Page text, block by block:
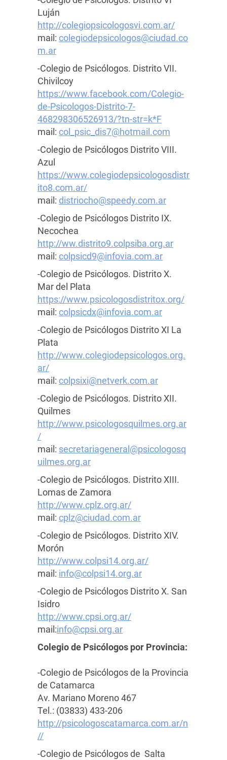
Luján
http://colegiopsicologosvi.com.ar/
mail: colegiodepsicologos@ciudad.co
m.ar
-Colegio de Psicólogos. Distrito VII.
Chivilcoy
https://www.facebook.com/Colegio-
de-Psicologos-Distrito-7-
468298306526913/?tn-str=k*F
mail: col_psic_dis7@hotmail.com
-Colegio de Psicólogos Distrito VIII.
Azul
https://www.colegiodepsicologosdistr
ito8.com.ar/
mail: distriocho@speedy.com.ar
-Colegio de Psicólogos Distrito IX.
Necochea
http://ww.distrito9.colpsiba.org.ar
mail: colpsicd9@infovia.com.ar
-Colegio de Psicólogos. Distrito X.
Mar del Plata
https://www.psicologosdistritox.org/
mail: colpsicdx@infovia.com.ar
-Colegio de Psicólogos Distrito XI La
Plata
http://www.colegiodepsicologos.org.
ar/
mail: colpsixi@netverk.com.ar
-Colegio de Psicólogos. Distrito XII.
Quilmes
http://www.psicologosquilmes.org.ar
/
mail: secretariageneral@psicologosq
uilmes.org.ar
-Colegio de Psicólogos. Distrito XIII.
Lomas de Zamora
http://www.cplz.org.ar/
mail: cplz@ciudad.com.ar
-Colegio de Psicólogos. Distrito XIV.
Morón
http://www.colpsi14.org.ar/
mail: info@colpsi14.org.ar
-Colegio de Psicólogos Distrito X. San
Isidro
http://www.cpsi.org.ar/
mail:info@cpsi.org.ar
Colegio de Psicólogos por Provincia:
-Colegio de Psicólogos de la Provincia
de Catamarca
Av. Mariano Moreno 467
Tel.: (03833) 433-206
http://psicologoscatamarca.com.ar/n
//
-Colegio de Psicólogos de Salta